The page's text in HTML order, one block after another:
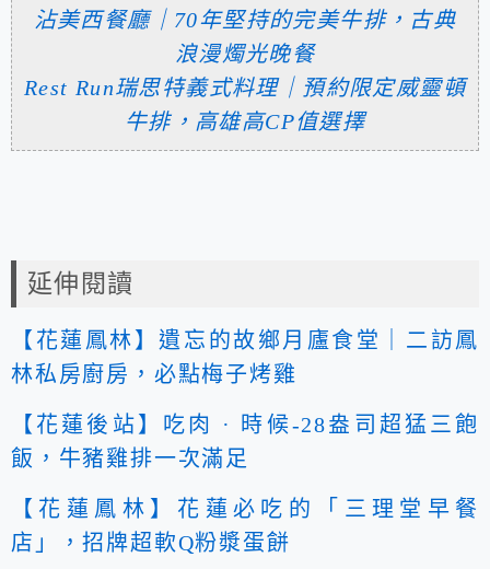
沾美西餐廳｜70年堅持的完美牛排，古典
浪漫燭光晚餐
Rest Run瑞思特義式料理｜預約限定威靈頓
牛排，高雄高CP值選擇
延伸閱讀
【花蓮鳳林】遺忘的故鄉月廬食堂｜二訪鳳
林私房廚房，必點梅子烤雞
【花蓮後站】吃肉 · 時候-28盎司超猛三飽
飯，牛豬雞排一次滿足
【花蓮鳳林】花蓮必吃的「三理堂早餐
店」，招牌超軟Q粉漿蛋餅